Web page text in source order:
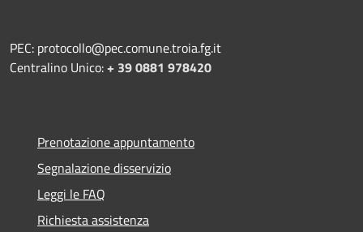
PEC: protocollo@pec.comune.troia.fg.it
Centralino Unico:+ 39 0881 978420
Prenotazione appuntamento
Segnalazione disservizio
Leggi le FAQ
Richiesta assistenza